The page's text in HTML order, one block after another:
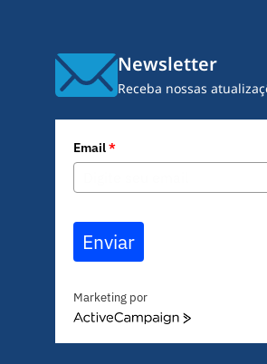
Newsletter
Receba nossas
Email*
Enviar
Marketing por
A